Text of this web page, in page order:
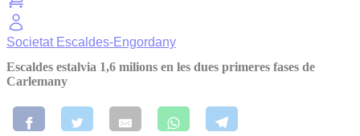
Societat Escaldes-Engordany
Escaldes estalvia 1,6 milions en les dues primeres fases de
Carlemany